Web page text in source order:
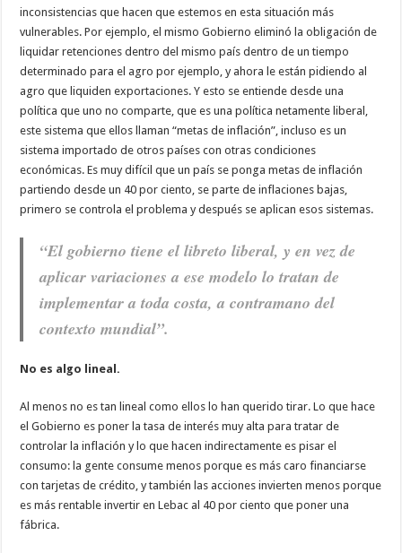
inconsistencias que hacen que estemos en esta situación más
vulnerables. Por ejemplo, el mismo Gobierno eliminó la obligación de
liquidar retenciones dentro del mismo país dentro de un tiempo
determinado para el agro por ejemplo, y ahora le están pidiendo al
agro que liquiden exportaciones. Y esto se entiende desde una
política que uno no comparte, que es una política netamente liberal,
este sistema que ellos llaman “metas de inflación”, incluso es un
sistema importado de otros países con otras condiciones
económicas. Es muy difícil que un país se ponga metas de inflación
partiendo desde un 40 por ciento, se parte de inflaciones bajas,
primero se controla el problema y después se aplican esos sistemas.
“El gobierno tiene el libreto liberal, y en vez de
aplicar variaciones a ese modelo lo tratan de
implementar a toda costa, a contramano del
contexto mundial”.
No es algo lineal.
Al menos no es tan lineal como ellos lo han querido tirar. Lo que hace
el Gobierno es poner la tasa de interés muy alta para tratar de
controlar la inflación y lo que hacen indirectamente es pisar el
consumo: la gente consume menos porque es más caro financiarse
con tarjetas de crédito, y también las acciones invierten menos porque
es más rentable invertir en Lebac al 40 por ciento que poner una
fábrica.